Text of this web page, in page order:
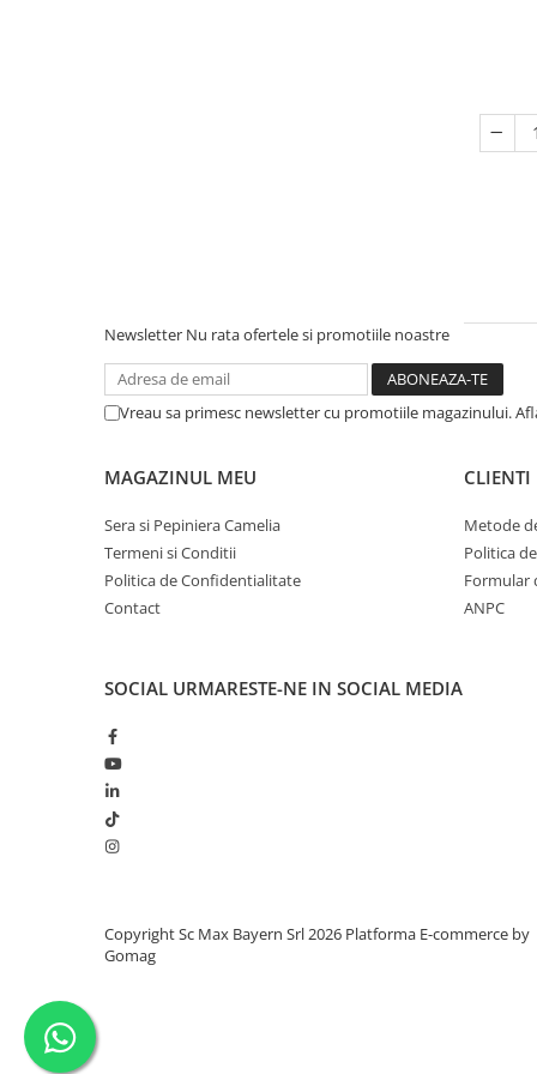
Newsletter Nu rata ofertele si promotiile noastre
Vreau sa primesc newsletter cu promotiile magazinului.
MAGAZINUL MEU
Sera si Pepiniera Camelia
Termeni si Conditii
Politica de Confidentialitate
Contact
CLIENTI
Metode
Politica
Formular
ANPC
SOCIAL URMARESTE-NE IN SOCIAL MEDIA
Copyright Sc Max Bayern Srl 2026 Platforma E-commerce by
Gomag